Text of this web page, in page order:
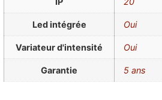
Led intégrée Oui
Variateur d'intensité Oui
Garantie 5 ans